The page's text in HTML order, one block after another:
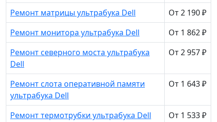
Ремонт матрицы ультрабука Dell
От 2 190 ₽
Ремонт монитора ультрабука Dell
От 1 862 ₽
Ремонт северного моста ультрабука
Dell
От 2 957 ₽
Ремонт слота оперативной памяти
ультрабука Dell
От 1 643 ₽
Ремонт термотрубки ультрабука Dell
От 1 533 ₽